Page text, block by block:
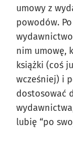
umowy z
powodów.
nim umowę,
książki (coś
wcześniej) i
dostosować
lubię “po